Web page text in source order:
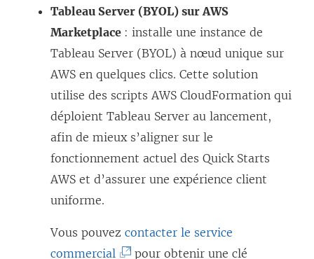
e
d
a
n
s
u
n
e
n
o
u
e
s
’
o
u
v
r
e
d
a
u
e
i
r
e
Tableau Server (BYOL) sur AWS
Marketplace : installe une instance de
Tableau Server (BYOL) à nœud unique sur
AWS en quelques clics. Cette solution
utilise des scripts AWS CloudFormation qui
déploient Tableau Server au lancement,
afin de mieux s’aligner sur le
fonctionnement actuel des Quick Starts
AWS et d’assurer une expérience client
uniforme.
Vous pouvez contacter le service
commercial
pour obtenir une clé